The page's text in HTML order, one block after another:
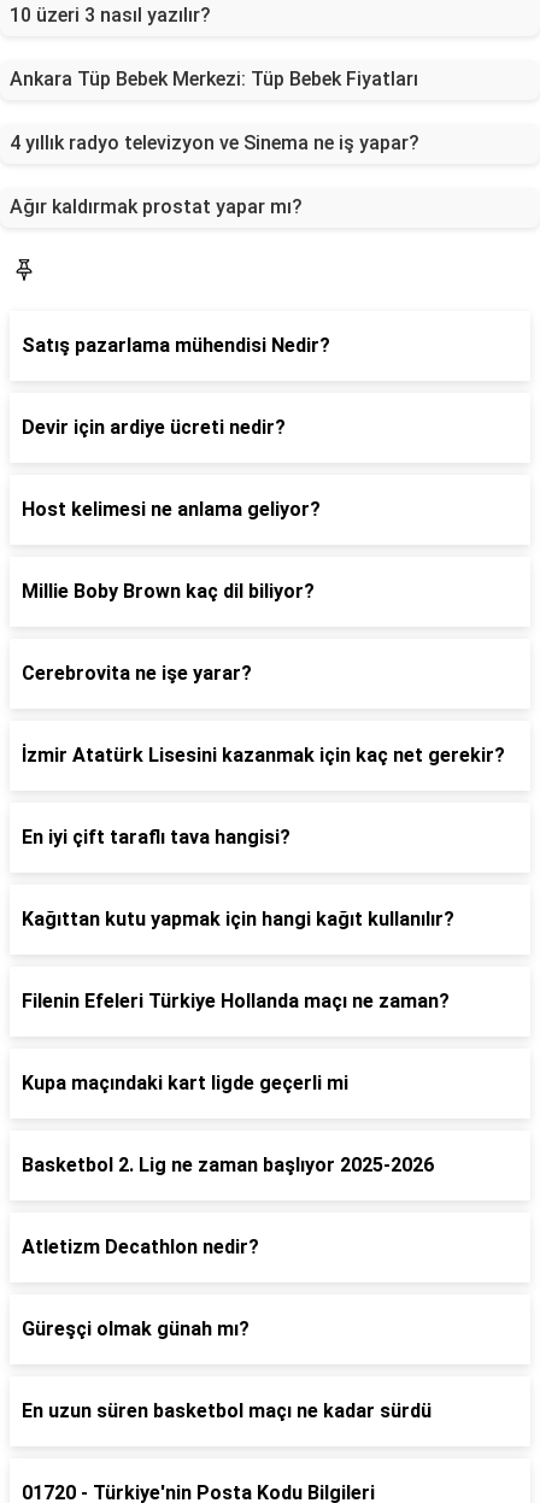
10 üzeri 3 nasıl yazılır?
Ankara Tüp Bebek Merkezi: Tüp Bebek Fiyatları
4 yıllık radyo televizyon ve Sinema ne iş yapar?
Ağır kaldırmak prostat yapar mı?
Satış pazarlama mühendisi Nedir?
Devir için ardiye ücreti nedir?
Host kelimesi ne anlama geliyor?
Millie Boby Brown kaç dil biliyor?
Cerebrovita ne işe yarar?
İzmir Atatürk Lisesini kazanmak için kaç net gerekir?
En iyi çift taraflı tava hangisi?
Kağıttan kutu yapmak için hangi kağıt kullanılır?
Filenin Efeleri Türkiye Hollanda maçı ne zaman?
Kupa maçındaki kart ligde geçerli mi
Basketbol 2. Lig ne zaman başlıyor 2025-2026
Atletizm Decathlon nedir?
Güreşçi olmak günah mı?
En uzun süren basketbol maçı ne kadar sürdü
01720 - Türkiye'nin Posta Kodu Bilgileri